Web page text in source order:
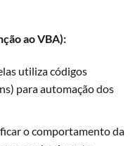
ao VBA):
utiliza códigos
para automação dos
o comportamento da